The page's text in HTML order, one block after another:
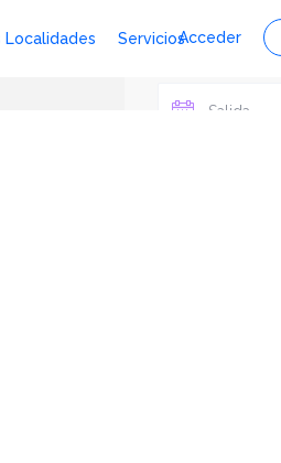
Acceder
Localidades Servicios